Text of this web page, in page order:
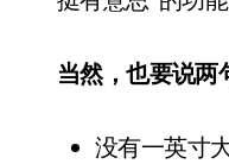
当然，也要说两
没有一英